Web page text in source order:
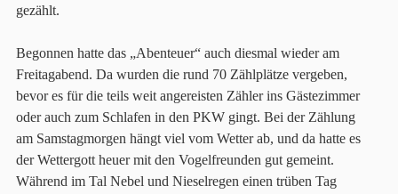
gezählt.
Begonnen hatte das „Abenteuer“ auch diesmal wieder am
Freitagabend. Da wurden die rund 70 Zählplätze vergeben,
bevor es für die teils weit angereisten Zähler ins Gästezimmer
oder auch zum Schlafen in den PKW gingt. Bei der Zählung
am Samstagmorgen hängt viel vom Wetter ab, und da hatte es
der Wettergott heuer mit den Vogelfreunden gut gemeint.
Während im Tal Nebel und Nieselregen einen trüben Tag